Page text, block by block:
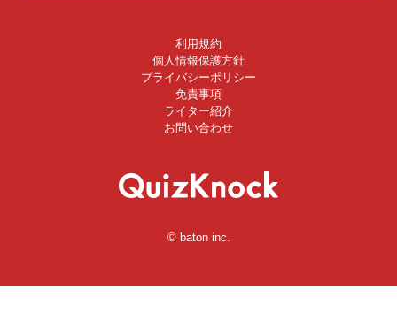
利用規約
個人情報保護方針
プライバシーポリシー
免責事項
ライター紹介
お問い合わせ
© baton inc.